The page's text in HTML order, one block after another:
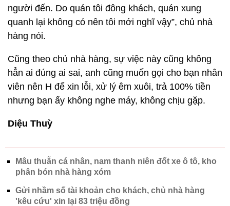
người đến. Do quán tôi đông khách, quán xung
quanh lại không có nên tôi mới nghĩ vậy”, chủ nhà
hàng nói.
Cũng theo chủ nhà hàng, sự việc này cũng không
hẳn ai đúng ai sai, anh cũng muốn gọi cho bạn nhân
viên nên H để xin lỗi, xử lý êm xuôi, trả 100% tiền
nhưng bạn ấy không nghe máy, không chịu gặp.
Diệu Thuỳ
Mâu thuẫn cá nhân, nam thanh niên đốt xe ô tô, kho
phân bón nhà hàng xóm
Gửi nhầm số tài khoản cho khách, chủ nhà hàng
'kêu cứu' xin lại 83 triệu đồng